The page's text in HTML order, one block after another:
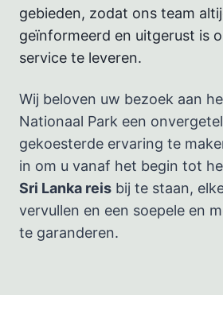
gebieden, zodat ons team
geïnformeerd en uitgerust is
service te leveren.
Wij beloven uw bezoek aan
Nationaal Park een
gekoesterde ervaring te
in om u vanaf het begin tot
Sri Lanka reis bij te staan,
vervullen en een soepele en
te garanderen.